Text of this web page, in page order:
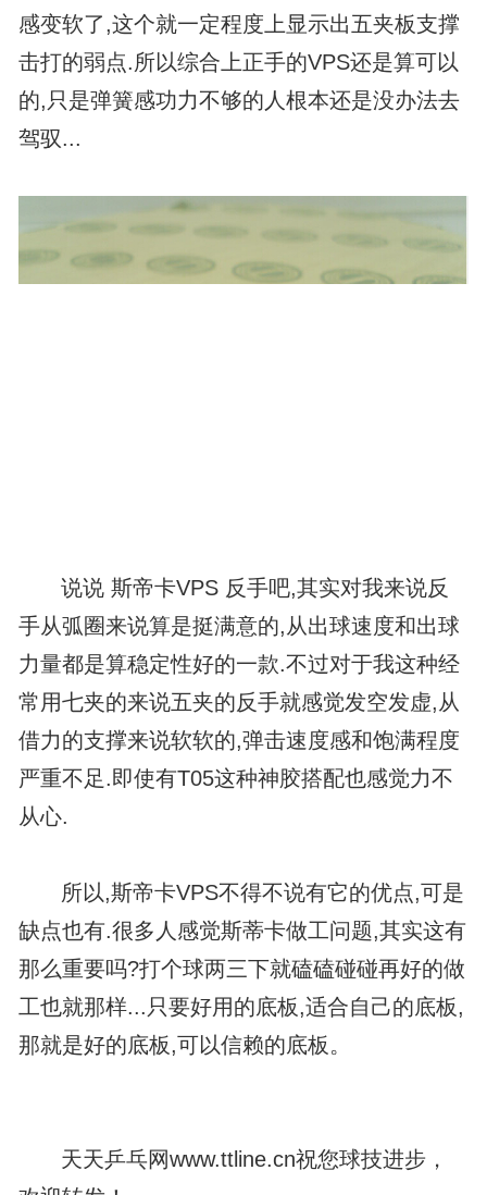
感变软了,这个就一定程度上显示出五夹板支撑
击打的弱点.所以综合上正手的VPS还是算可以
的,只是弹簧感功力不够的人根本还是没办法去
驾驭...
说说斯帝卡VPS 反手吧,其实对我来说反
手从弧圈来说算是挺满意的,从出球速度和出球
力量都是算稳定性好的一款.不过对于我这种经
常用七夹的来说五夹的反手就感觉发空发虚,从
借力的支撑来说软软的,弹击速度感和饱满程度
严重不足.即使有T05这种神胶搭配也感觉力不
从心.
所以,斯帝卡VPS不得不说有它的优点,可是
缺点也有.很多人感觉斯蒂卡做工问题,其实这有
那么重要吗?打个球两三下就磕磕碰碰再好的做
工也就那样...只要好用的底板,适合自己的底板,
那就是好的底板,可以信赖的底板。
天天乒乓网www.ttline.cn祝您球技进步，